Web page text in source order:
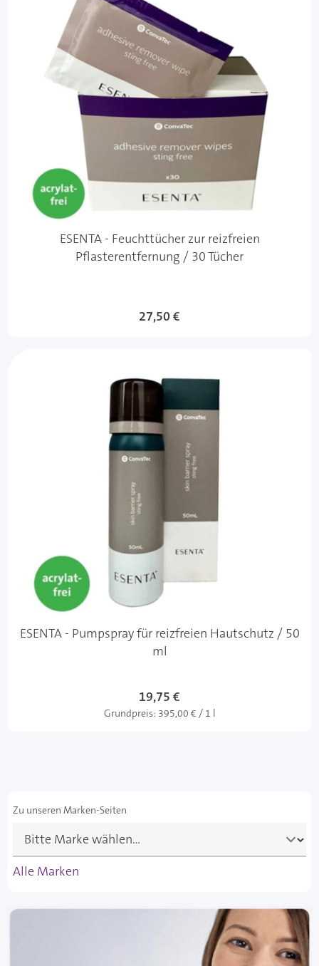
ESENTA - Feuchttücher zur reizfreien
Pflasterentfernung / 30 Tücher
27,50 €
ESENTA - Pumpspray für reizfreien Hautschutz / 50
ml
19,75 €
Grundpreis: 395,00 € / 1 l
Zu unseren Marken-Seiten
Alle Marken